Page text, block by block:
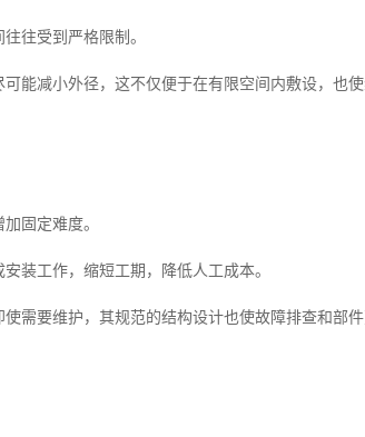
往受到严格限制。
能减小外径，这不仅便于在有限空间内敷设，也使
固定难度。
装工作，缩短工期，降低人工成本。
需要维护，其规范的结构设计也使故障排查和部件